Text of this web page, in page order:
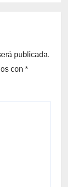
publicada.
con *